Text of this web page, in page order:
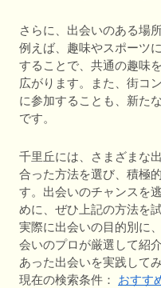
さらに、出会いのある場
例えば、趣味やスポーツ
することで、共通の趣味
広がります。また、街コ
に参加することも、新た
です。
千里丘には、さまざまな
合った方法を選び、積極
す。出会いのチャンスを
めに、ぜひ上記の方法を
実際に出会いの目的別に
会いのプロが厳選して紹
あった出会いを実践して
現在の検索条件： おすす